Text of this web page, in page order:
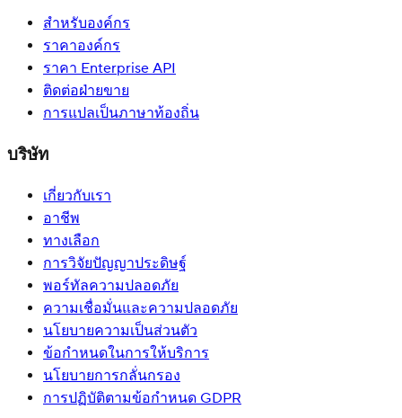
สำหรับองค์กร
ราคาองค์กร
ราคา Enterprise API
ติดต่อฝ่ายขาย
การแปลเป็นภาษาท้องถิ่น
บริษัท
เกี่ยวกับเรา
อาชีพ
ทางเลือก
การวิจัยปัญญาประดิษฐ์
พอร์ทัลความปลอดภัย
ความเชื่อมั่นและความปลอดภัย
นโยบายความเป็นส่วนตัว
ข้อกำหนดในการให้บริการ
นโยบายการกลั่นกรอง
การปฏิบัติตามข้อกำหนด GDPR